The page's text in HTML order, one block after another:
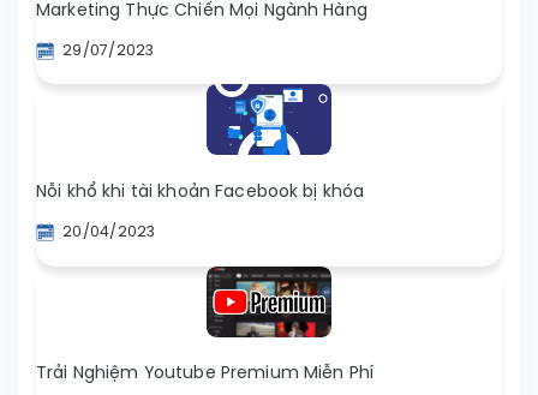
Marketing Thực Chiến Mọi Ngành Hàng
29/07/2023
Nỗi khổ khi tài khoản Facebook bị khóa
20/04/2023
Trải Nghiệm Youtube Premium Miễn Phí